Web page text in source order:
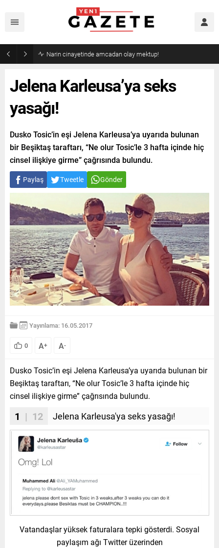
Narin cinayetinde amcadan olay mektup!
Jelena Karleusa’ya seks
yasağı!
Dusko Tosic’in eşi Jelena Karleusa’ya uyarıda bulunan
bir Beşiktaş taraftarı, “Ne olur Tosic’le 3 hafta içinde hiç
cinsel ilişkiye girme” çağrısında bulundu.
Paylaş Tweetle Gönder
Yayınlama: 16.05.2017
0 A+ A-
Dusko Tosic’in eşi Jelena Karleusa’ya uyarıda bulunan bir
Beşiktaş taraftarı, “Ne olur Tosic’le 3 hafta içinde hiç
cinsel ilişkiye girme” çağrısında bulundu.
1 | 12 Jelena Karleusa'ya seks yasağı!
Vatandaşlar yüksek faturalara tepki gösterdi. Sosyal
paylaşım ağı Twitter üzerinden